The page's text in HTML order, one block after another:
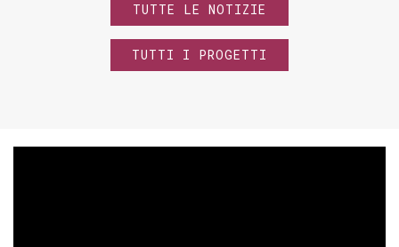
TUTTE LE NOTIZIE
TUTTI I PROGETTI